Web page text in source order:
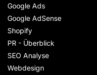
Google Ads
Google AdSense
Shopify
PR - Überblick
SEO Analyse
Webdesign